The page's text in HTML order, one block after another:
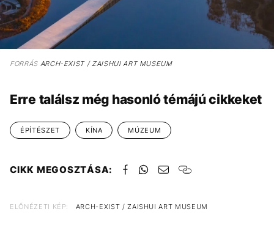
FORRÁSARCH-EXIST / ZAISHUI ART MUSEUM
Erre találsz még hasonló témájú cikkeket
ÉPÍTÉSZET KÍNA MÚZEUM
CIKK MEGOSZTÁSA:
ELŐNÉZETI KÉP: ARCH-EXIST / ZAISHUI ART MUSEUM